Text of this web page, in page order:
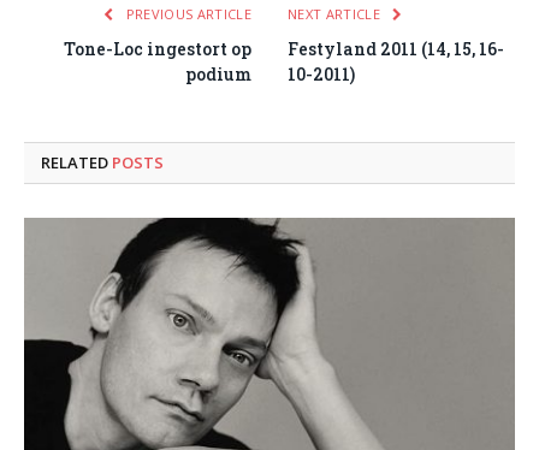
PREVIOUS ARTICLE
Tone-Loc ingestort op
podium
NEXT ARTICLE
Festyland 2011 (14, 15, 16-
10-2011)
RELATED POSTS